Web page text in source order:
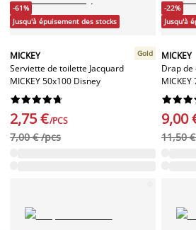
-61%
Jusqu'à épuisement des stocks
MICKEY
Serviette de toilette Jacquard
MICKEY 50x100 Disney
Gold






2,75 €/PCS
7,00 € /pcs
-22%
Jusqu'à
MICKEY
Drap de




9,00
11,50